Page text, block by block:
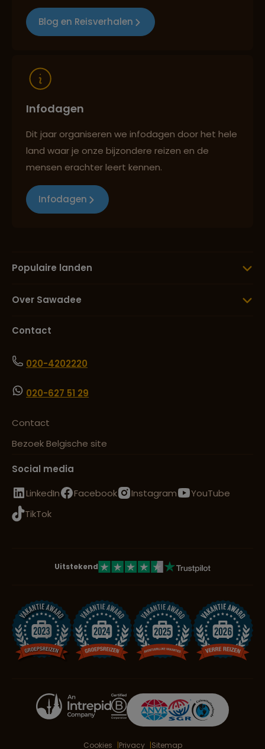
Blog en Reisverhalen
Infodagen
Dit jaar organiseren we infodagen door het hele
land waar je onze bijzondere reizen en de
mensen erachter leert kennen.
Infodagen
Populaire landen
Over Sawadee
Contact
020-4202220
020-627 51 29
Contact
Bezoek Belgische site
Social media
LinkedIn
Facebook Instagram
YouTube
TikTok
Uitstekend
Cookies Privacy Sitemap